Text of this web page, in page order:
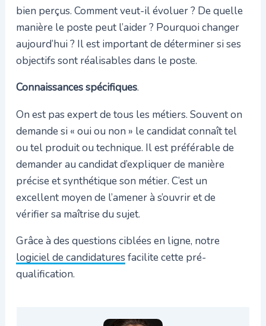
bien perçus. Comment veut-il évoluer ? De quelle
manière le poste peut l’aider ? Pourquoi changer
aujourd’hui ? Il est important de déterminer si ses
objectifs sont réalisables dans le poste.
Connaissances spécifiques.
On est pas expert de tous les métiers. Souvent on
demande si « oui ou non » le candidat connaît tel
ou tel produit ou technique. Il est préférable de
demander au candidat d’expliquer de manière
précise et synthétique son métier. C’est un
excellent moyen de l’amener à s’ouvrir et de
vérifier sa maîtrise du sujet.
Grâce à des questions ciblées en ligne, notre
logiciel de candidatures facilite cette pré-
qualification.